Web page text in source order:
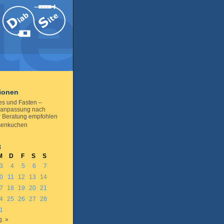
und Fasten –
nach
Beratung empfohlen
D F S
S
3 4 5 6
7
11 12 13
14
18 19 20 21
25 26 27
28
»